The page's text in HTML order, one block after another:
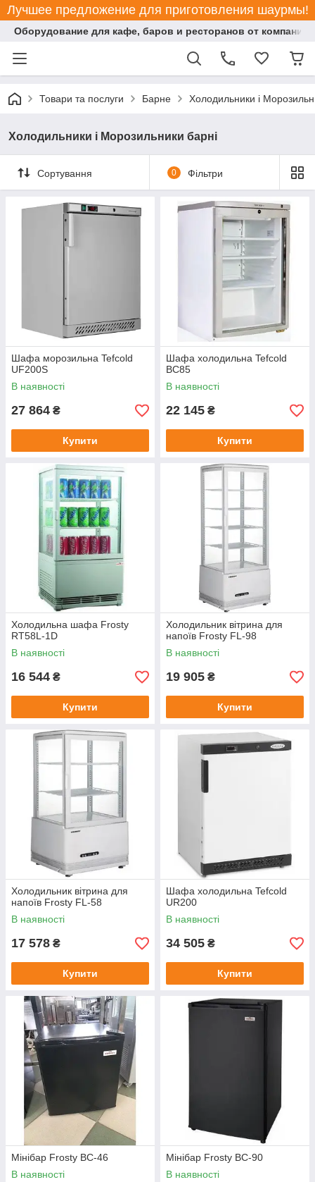
Лучшее предложение для приготовления шаурмы!
Оборудование для кафе, баров и ресторанов от компании
Товари та послуги Барне Холодильники і
Холодильники і Морозильники барні
Сортування 0 Фільтри
Шафа морозильна Tefcold
UF200S
В наявності
27 864 ₴
Купити
Шафа холодильна Tefcold
BC85
В наявності
22 145 ₴
Купити
Холодильна шафа Frosty
RT58L-1D
В наявності
16 544 ₴
Купити
Холодильник вітрина для
напоїв Frosty FL-98
В наявності
19 905 ₴
Купити
Холодильник вітрина для
напоїв Frosty FL-58
В наявності
17 578 ₴
Купити
Шафа холодильна Tefcold
UR200
В наявності
34 505 ₴
Купити
Мінібар Frosty BC-46
В наявності
Мінібар Frosty BC-90
В наявності